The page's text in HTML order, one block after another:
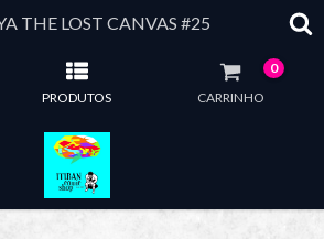
THE LOST CANVAS #25
PRODUTOS CARRINHO
0